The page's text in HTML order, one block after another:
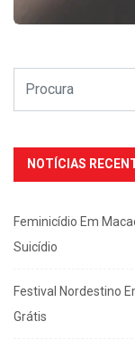
NOTÍCIAS
Feminicídio Em
Suicídio
Festival Nordestino
Grátis